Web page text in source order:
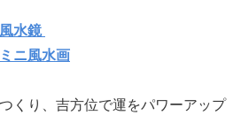
水鏡
ニ風水画
くり、吉方位で運をパワーアップ